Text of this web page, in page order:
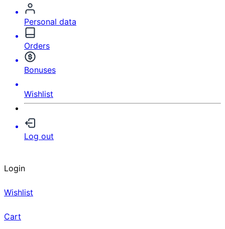
Personal data
Orders
Bonuses
Wishlist
Log out
Login
Wishlist
Cart